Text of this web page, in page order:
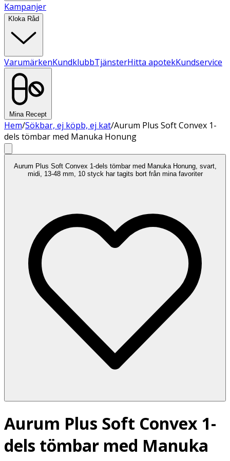
Kampanjer
Kloka Råd
VarumärkenKundklubbTjänsterHitta apotekKundservice
Mina Recept
Hem/Sökbar, ej köpb, ej kat/Aurum Plus Soft Convex 1-
dels tömbar med Manuka Honung
Aurum Plus Soft Convex 1-dels tömbar med Manuka Honung, svart,
midi, 13-48 mm, 10 styck har tagits bort från mina favoriter
Aurum Plus Soft Convex 1-
dels tömbar med Manuka